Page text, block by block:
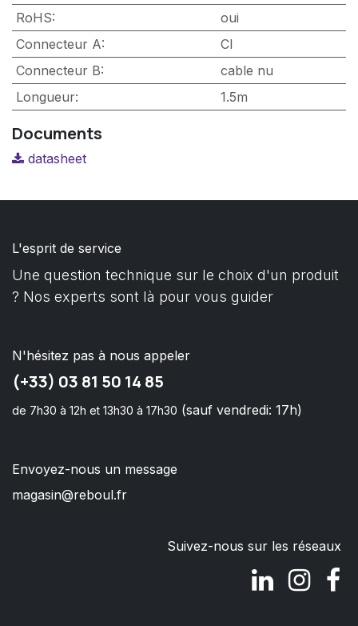
RoHS:
oui
Connecteur A:
CI
Connecteur B:
cable nu
Longueur: 1.5m
Documents
datasheet
L'esprit de service
Une question technique sur le choix d'un produit
? Nos experts sont là pour vous guider
N'hésitez pas à nous appeler
(+33) 03 81 50 14 85
de 7h30 à 12h et 13h30 à 17h30 (sauf vendredi: 17h)
Envoyez-nous un message
magasin@reboul.fr
Suivez-nous sur les réseaux